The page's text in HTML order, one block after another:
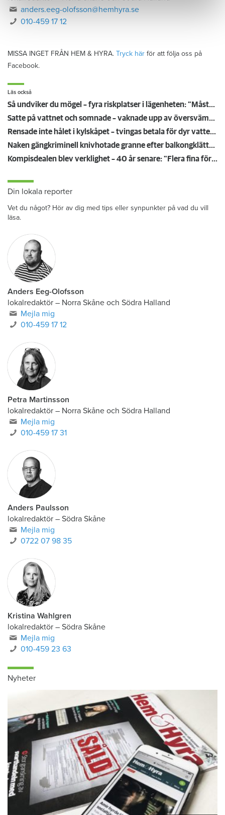
anders.eeg-olofsson@hemhyra.se
010-459 17 12
MISSA INGET FRÅN HEM & HYRA. Tryck här för att följa oss på
Facebook.
Läs också
Så undviker du mögel – fyra riskplatser i lägenheten: ”Måste städa bort”
Satte på vattnet och somnade – vaknade upp av översvämning hos grannen
Rensade inte hålet i kylskåpet – tvingas betala för dyr vattenskada
Naken gängkriminell knivhotade granne efter balkongklättring
Kompisdealen blev verklighet – 40 år senare: "Flera fina fördelar med att dela bostad"
Din lokala reporter
Vet du något? Hör av dig med tips eller synpunkter på vad du vill
läsa.
Anders Eeg-Olofsson
lokalredaktör – Norra Skåne och Södra Halland
Mejla mig
010-459 17 12
Petra Martinsson
lokalredaktör – Norra Skåne och Södra Halland
Mejla mig
010-459 17 31
Anders Paulsson
lokalredaktör – Södra Skåne
Mejla mig
0722 07 98 35
Kristina Wahlgren
lokalredaktör – Södra Skåne
Mejla mig
010-459 23 63
Nyheter